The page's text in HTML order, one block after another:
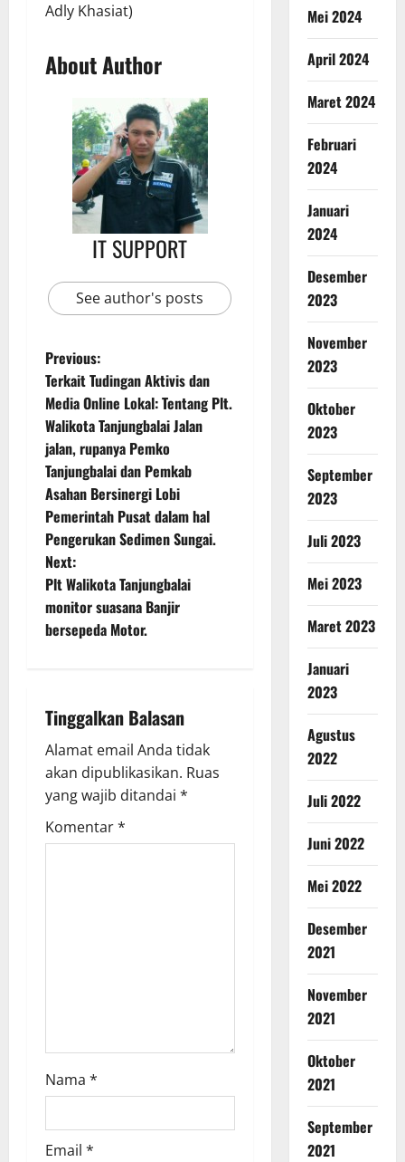
Adly Khasiat)
About Author
IT SUPPORT
See author's posts
Previous:
Terkait Tudingan Aktivis dan
Media Online Lokal: Tentang Plt.
Walikota Tanjungbalai Jalan
jalan, rupanya Pemko
Tanjungbalai dan Pemkab
Asahan Bersinergi Lobi
Pemerintah Pusat dalam hal
Pengerukan Sedimen Sungai.
Next:
Plt Walikota Tanjungbalai
monitor suasana Banjir
bersepeda Motor.
Tinggalkan Balasan
Alamat email Anda tidak
akan dipublikasikan. Ruas
yang wajib ditandai *
Komentar*
Nama *
Email *
Mei 2024
April 2024
Maret 2024
Februari
2024
Januari
2024
Desember
2023
November
2023
Oktober
2023
September
2023
Juli 2023
Mei 2023
Maret 2023
Januari
2023
Agustus
2022
Juli 2022
Juni 2022
Mei 2022
Desember
2021
November
2021
Oktober
2021
September
2021